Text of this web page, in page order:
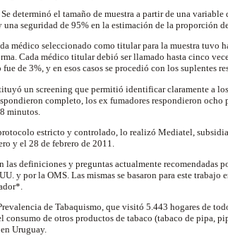
determinó el tamaño de muestra a partir de una
seguridad de 95% en la estimación de la proporción
médico seleccionado como titular para la muestra tuvo
Cada médico titular debió ser llamado hasta cinco
de 3%, y en esos casos se procedió con los suplentes
un screening que permitió identificar claramente a
completo, los ex fumadores respondieron ocho
minutos.
estricto y controlado, lo realizó Mediatel,
y el 28 de febrero de 2011.
las definiciones y preguntas actualmente recomendadas
y por la OMS. Las mismas se basaron para este trabajo
de Tabaquismo, que visitó 5.443 hogares de
consumo de otros productos de tabaco (tabaco de pipa,
Uruguay.